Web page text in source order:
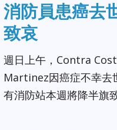
消防員患癌
致哀
週日上午，Contra
Martinez因癌症不幸去
有消防站本週將降半旗致